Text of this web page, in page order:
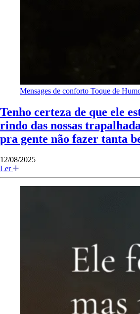
Mensages de conforto Toque de
Tenho certeza de que ele
rindo das nossas
pra gente não fazer tanta
12/08/2025
Ler